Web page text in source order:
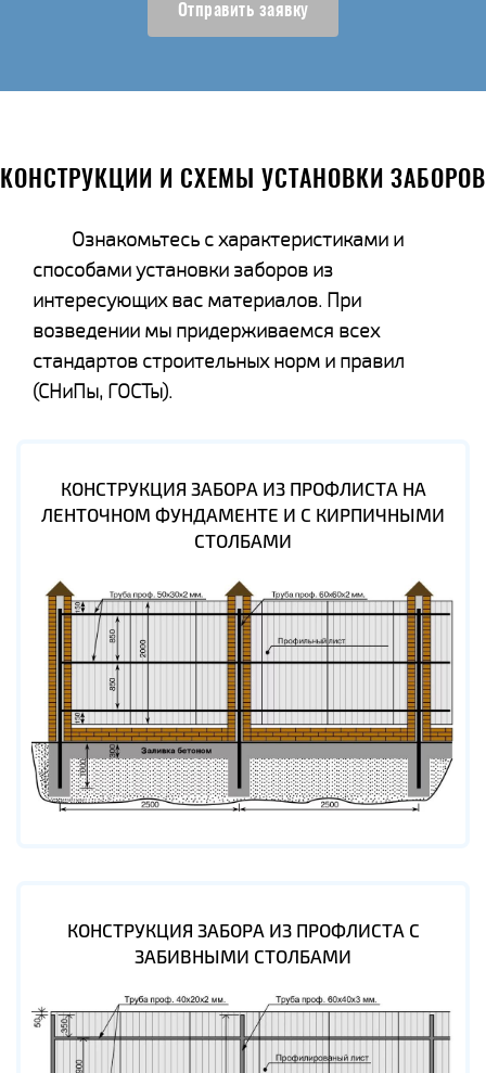
Отправить заявку
КОНСТРУКЦИИ И СХЕМЫ УСТАНОВКИ ЗАБОРОВ
Ознакомьтесь с характеристиками и
способами установки заборов из
интересующих вас материалов. При
возведении мы придерживаемся всех
стандартов строительных норм и правил
(СНиПы, ГОСТы).
КОНСТРУКЦИЯ ЗАБОРА ИЗ ПРОФЛИСТА НА
ЛЕНТОЧНОМ ФУНДАМЕНТЕ И С КИРПИЧНЫМИ
СТОЛБАМИ
КОНСТРУКЦИЯ ЗАБОРА ИЗ ПРОФЛИСТА С
ЗАБИВНЫМИ СТОЛБАМИ